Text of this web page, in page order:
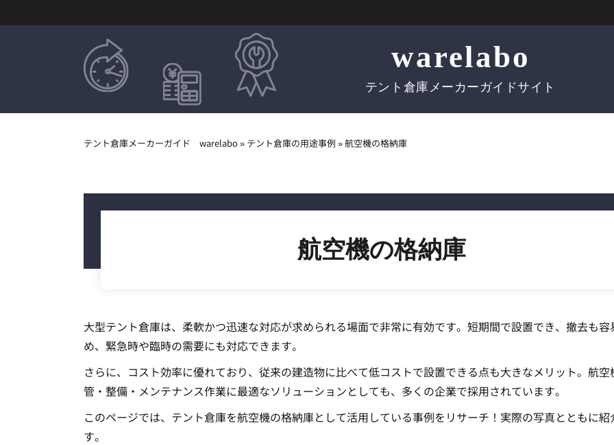
warelabo
テント倉庫メーカーガイドサイト
テント倉庫メーカーガイド warelabo» テント倉庫の用途事例 »航空機の格納庫
航空機の格納庫
大型テント倉庫は、柔軟かつ迅速な対応が求められる場面で非常に有効です。短期間で設置でき、撤去も容
め、緊急時や臨時の需要にも対応できます。
さらに、コスト効率に優れており、従来の建造物に比べて低コストで設置できる点も大きなメリット。航空
管・整備・メンテナンス作業に最適なソリューションとしても、多くの企業で採用されています。
このページでは、テント倉庫を航空機の格納庫として活用している事例をリサーチ！実際の写真とともに紹
す。